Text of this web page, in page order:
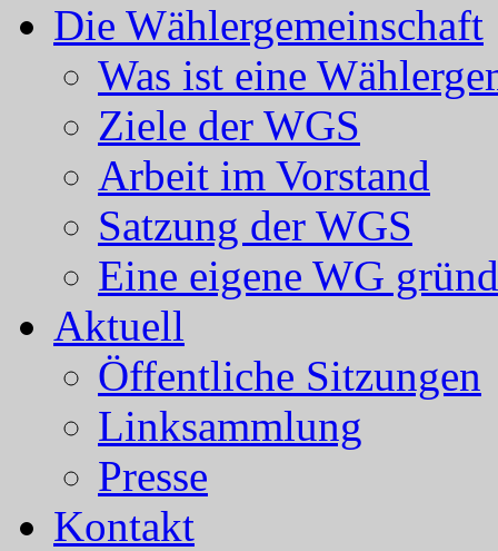
Die Wählergemeinschaft
Was ist eine
Ziele der WGS
Arbeit im Vorstand
Satzung der WGS
Eine eigene WG
Aktuell
Öffentliche Sitzungen
Linksammlung
Presse
Kontakt